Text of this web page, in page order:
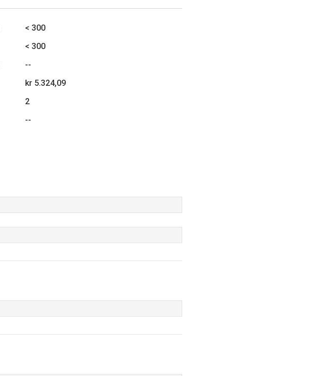
< 300
< 300
--
kr 5.324,09
2
--